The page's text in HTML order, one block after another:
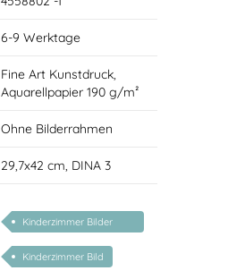
6-9 Werktage
Fine Art Kunstdruck,
Aquarellpapier 190 g/m²
Ohne Bilderrahmen
29,7x42 cm, DINA 3
Kinderzimmer Bilder
Kunstdrucke
Kinderzimmer Bild